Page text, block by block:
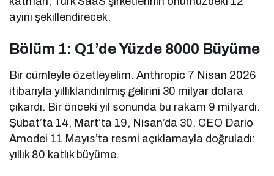
ayını şekillendirecek.
Bölüm 1: Q1’de Yüzde 8000 Büyüme
Bir cümleyle özetleyelim. Anthropic 7 Nisan 2026
itibarıyla yıllıklandırılmış gelirini 30 milyar dolara
çıkardı. Bir önceki yıl sonunda bu rakam 9 milyardı.
Şubat’ta 14, Mart’ta 19, Nisan’da 30. CEO Dario
Amodei 11 Mayıs’ta resmi açıklamayla doğruladı:
yıllık 80 katlık büyüme.